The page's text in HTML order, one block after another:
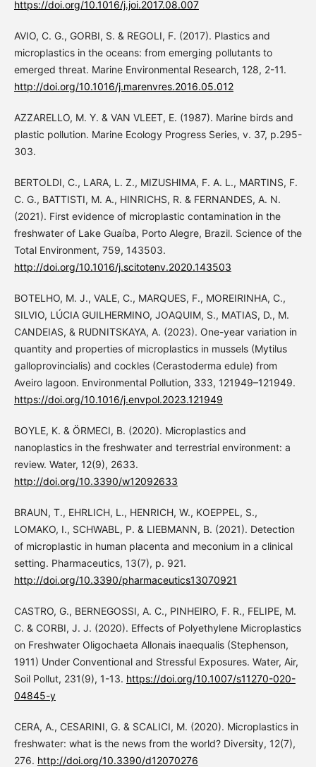
https://doi.org/10.1016/j.joi.2017.08.007
AVIO, C. G., GORBI, S. & REGOLI, F. (2017). Plastics and
microplastics in the oceans: from emerging pollutants to
emerged threat. Marine Environmental Research, 128, 2-11.
http://doi.org/10.1016/j.marenvres.2016.05.012
AZZARELLO, M. Y. & VAN VLEET, E. (1987). Marine birds and
plastic pollution. Marine Ecology Progress Series, v. 37, p.295-
303.
BERTOLDI, C., LARA, L. Z., MIZUSHIMA, F. A. L., MARTINS, F.
C. G., BATTISTI, M. A., HINRICHS, R. & FERNANDES, A. N.
(2021). First evidence of microplastic contamination in the
freshwater of Lake Guaíba, Porto Alegre, Brazil. Science of the
Total Environment, 759, 143503.
http://doi.org/10.1016/j.scitotenv.2020.143503
BOTELHO, M. J., VALE, C., MARQUES, F., MOREIRINHA, C.,
SILVIO, LÚCIA GUILHERMINO, JOAQUIM, S., MATIAS, D., M.
CANDEIAS, & RUDNITSKAYA, A. (2023). One-year variation in
quantity and properties of microplastics in mussels (Mytilus
galloprovincialis) and cockles (Cerastoderma edule) from
Aveiro lagoon. Environmental Pollution, 333, 121949–121949.
https://doi.org/10.1016/j.envpol.2023.121949
BOYLE, K. & ÖRMECI, B. (2020). Microplastics and
nanoplastics in the freshwater and terrestrial environment: a
review. Water, 12(9), 2633.
http://doi.org/10.3390/w12092633
BRAUN, T., EHRLICH, L., HENRICH, W., KOEPPEL, S.,
LOMAKO, I., SCHWABL, P. & LIEBMANN, B. (2021). Detection
of microplastic in human placenta and meconium in a clinical
setting. Pharmaceutics, 13(7), p. 921.
http://doi.org/10.3390/pharmaceutics13070921
CASTRO, G., BERNEGOSSI, A. C., PINHEIRO, F. R., FELIPE, M.
C. & CORBI, J. J. (2020). Effects of Polyethylene Microplastics
on Freshwater Oligochaeta Allonais inaequalis (Stephenson,
1911) Under Conventional and Stressful Exposures. Water, Air,
Soil Pollut, 231(9), 1-13. https://doi.org/10.1007/s11270-020-
04845-y
CERA, A., CESARINI, G. & SCALICI, M. (2020). Microplastics in
freshwater: what is the news from the world? Diversity, 12(7),
276. http://doi.org/10.3390/d12070276